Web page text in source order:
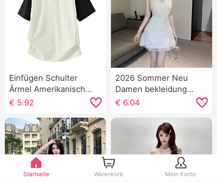
Einfügen Schulter
Ärmel Amerikanisch
Schwergewicht
Kontrastfarbe Rundhals
Kurzarm T-Shirt
Männlich Sommer
Locker Große Größe
Halbärmelig
Prägestempel Top
€ 5.92
2026 Sommer Neu
Damen bekleidung
Dame Charme Sexy
A-Linien-Rock
Verbesserung
Cheongsam Kleid
€ 6.04
Startseite Warenkorb Mein Konto